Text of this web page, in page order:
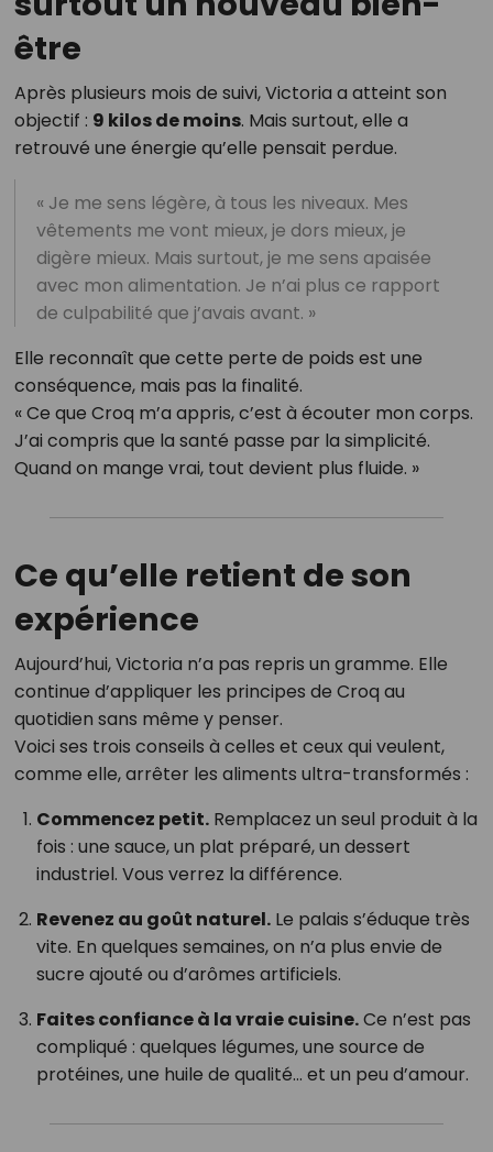
être
Après plusieurs mois de suivi, Victoria a atteint son
objectif : 9 kilos de moins. Mais surtout, elle a
retrouvé une énergie qu’elle pensait perdue.
« Je me sens légère, à tous les niveaux. Mes
vêtements me vont mieux, je dors mieux, je
digère mieux. Mais surtout, je me sens apaisée
avec mon alimentation. Je n’ai plus ce rapport
de culpabilité que j’avais avant. »
Elle reconnaît que cette perte de poids est une
conséquence, mais pas la finalité.
« Ce que Croq m’a appris, c’est à écouter mon corps.
J’ai compris que la santé passe par la simplicité.
Quand on mange vrai, tout devient plus fluide. »
Ce qu’elle retient de son
expérience
Aujourd’hui, Victoria n’a pas repris un gramme. Elle
continue d’appliquer les principes de Croq au
quotidien sans même y penser.
Voici ses trois conseils à celles et ceux qui veulent,
comme elle, arrêter les aliments ultra-transformés :
Commencez petit.Remplacez un seul produit à la
fois : une sauce, un plat préparé, un dessert
industriel. Vous verrez la différence.
Revenez au goût naturel.Le palais s’éduque très
vite. En quelques semaines, on n’a plus envie de
sucre ajouté ou d’arômes artificiels.
Faites confiance à la vraie cuisine.Ce n’est pas
compliqué : quelques légumes, une source de
protéines, une huile de qualité… et un peu d’amour.